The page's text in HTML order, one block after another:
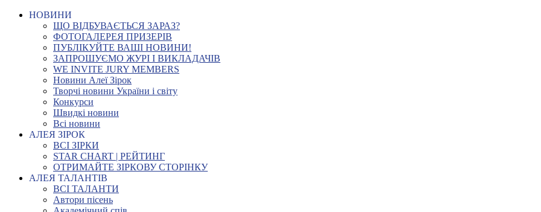
НОВИНИ
ЩО ВІДБУВАЄТЬСЯ ЗАРАЗ?
ФОТОГАЛЕРЕЯ ПРИЗЕРІВ
ПУБЛІКУЙТЕ ВАШІ НОВИНИ!
ЗАПРОШУЄМО ЖУРІ І ВИКЛАДАЧІВ
WE INVITE JURY MEMBERS
Новини Алеї Зірок
Творчі новини України і світу
Конкурси
Швидкі новини
Всі новини
АЛЕЯ ЗІРОК
ВСІ ЗІРКИ
STAR CHART | РЕЙТИНГ
ОТРИМАЙТЕ ЗІРКОВУ СТОРІНКУ
АЛЕЯ ТАЛАНТІВ
ВСІ ТАЛАНТИ
Автори пісень